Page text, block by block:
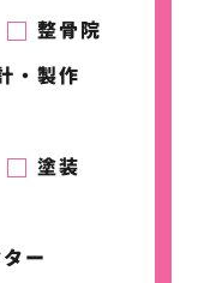
整骨院
・製作
塗装
ー